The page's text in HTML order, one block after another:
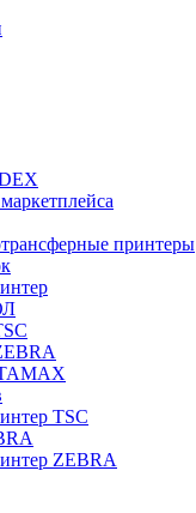
принтеры
TSC
ZEBRA